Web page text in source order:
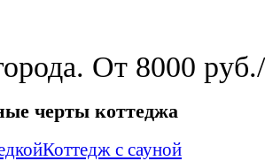
От 8000
черты коттеджа
Коттедж с сауной